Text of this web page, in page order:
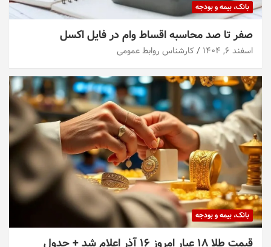
بانک، بیمه و بودجه
صفر تا صد محاسبه اقساط وام در فایل اکسل
اسفند ۶, ۱۴۰۴ کارشناس روابط عمومی
بانک، بیمه و بودجه
قیمت طلا ۱۸ عیار امروز ۱۶ آذر اعلام شد + جدول